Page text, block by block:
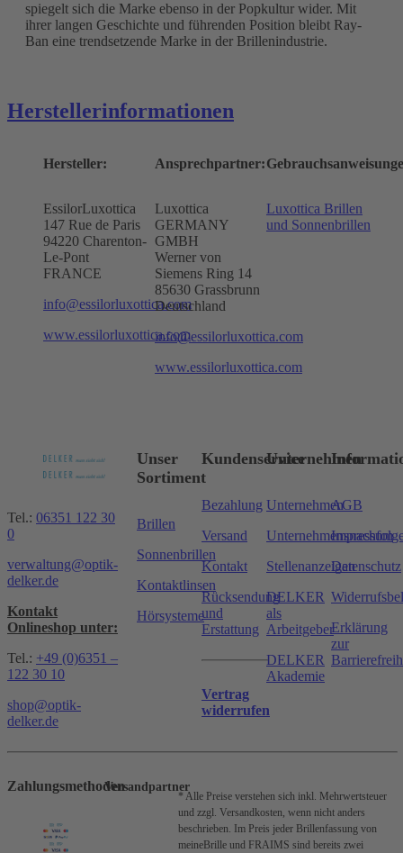
spiegelt sich die Marke ebenso in der Popkultur wider. Mit
ihrer langen Geschichte und führenden Position bleibt Ray-
Ban eine trendsetzende Marke in der Brillenindustrie.
Herstellerinformationen
Hersteller:
EssilorLuxottica
147 Rue de Paris
94220 Charenton-
Le-Pont
FRANCE
info@essilorluxottica.com
www.essilorluxottica.com
Ansprechpartner:
Luxottica
GERMANY
GMBH
Werner von
Siemens Ring 14
85630 Grassbrunn
Deutschland
info@essilorluxottica.com
www.essilorluxottica.com
Luxottica Brillen
und Sonnenbrillen
Tel.: 06351 122 30
0
verwaltung@optik-
delker.de
Kontakt
Onlineshop unter:
Tel.: +49 (0)6351 –
122 30 10
shop@optik-
delker.de
Unser
Sortiment
Brillen
Sonnenbrillen
Kontaktlinsen
Hörsysteme
Kundenservice
Bezahlung
Versand
Kontakt
Rücksendung
und
Erstattung
Vertrag
widerrufen
Unternehmen
Unternehmen
Stellenanzeigen
DELKER
als
Arbeitgeber
DELKER
Akademie
AGB
Impressum
Datenschutz
Erklärung
zur
ZahlungsmethodenVersandpartner
* Alle Preise verstehen sich inkl. Mehrwertsteuer
und zzgl. Versandkosten, wenn nicht anders
beschrieben. Im Preis jeder Brillenfassung von
meineBrille und FRAIMS sind bereits zwei